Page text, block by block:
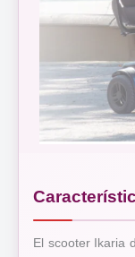
El scooter Ikaria